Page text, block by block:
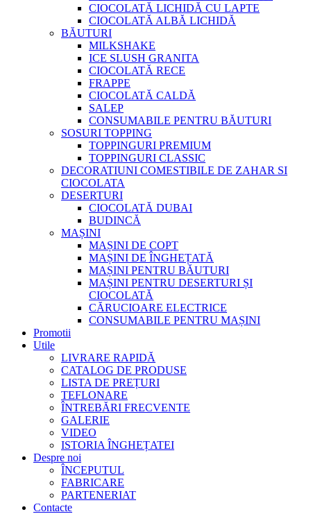
CIOCOLATĂ LICHIDĂ CU LAPTE
CIOCOLATĂ ALBĂ LICHIDĂ
BĂUTURI
MILKSHAKE
ICE SLUSH GRANITA
CIOCOLATĂ RECE
FRAPPE
CIOCOLATĂ CALDĂ
SALEP
CONSUMABILE PENTRU BĂUTURI
SOSURI TOPPING
TOPPINGURI PREMIUM
TOPPINGURI CLASSIC
DECORATIUNI COMESTIBILE DE ZAHAR SI
CIOCOLATA
DESERTURI
CIOCOLATĂ DUBAI
BUDINCĂ
MAȘINI
MAȘINI DE COPT
MAȘINI DE ÎNGHEȚATĂ
MAȘINI PENTRU BĂUTURI
MAȘINI PENTRU DESERTURI ȘI
CIOCOLATĂ
CĂRUCIOARE ELECTRICE
CONSUMABILE PENTRU MAȘINI
Promotii
Utile
LIVRARE RAPIDĂ
CATALOG DE PRODUSE
LISTA DE PREȚURI
TEFLONARE
ÎNTREBĂRI FRECVENTE
GALERIE
VIDEO
ISTORIA ÎNGHEȚATEI
Despre noi
ÎNCEPUTUL
FABRICARE
PARTENERIAT
Contacte